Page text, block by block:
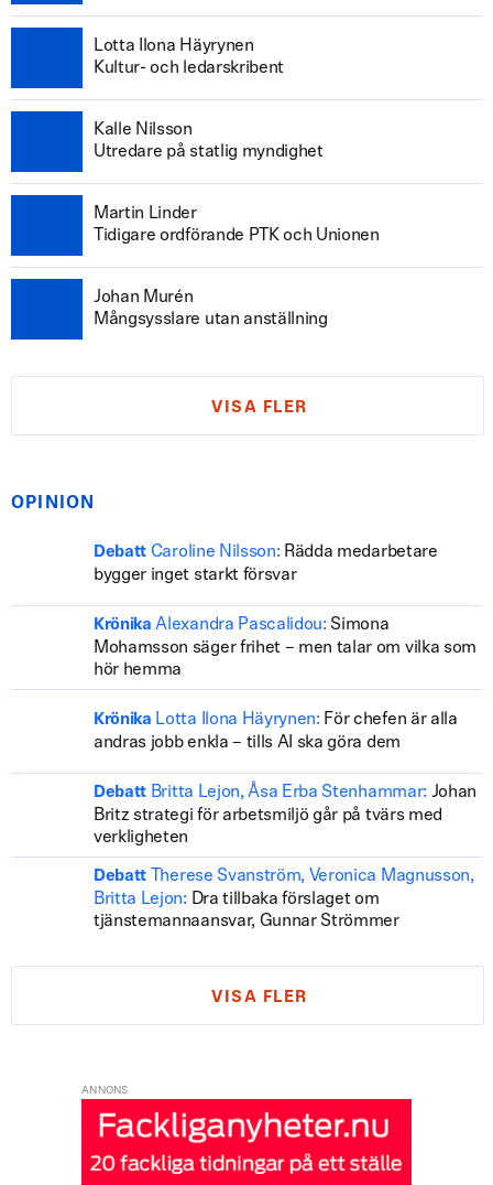
Lotta Ilona Häyrynen
Kultur- och ledarskribent
Kalle Nilsson
Utredare på statlig myndighet
Martin Linder
Tidigare ordförande PTK och Unionen
Johan Murén
Mångsysslare utan anställning
VISA FLER
OPINION
Debatt Caroline Nilsson: Rädda medarbetare
bygger inget starkt försvar
Krönika Alexandra Pascalidou: Simona
Mohamsson säger frihet – men talar om vilka som
hör hemma
Krönika Lotta Ilona Häyrynen: För chefen är alla
andras jobb enkla – tills AI ska göra dem
Debatt Britta Lejon, Åsa Erba Stenhammar: Johan
Britz strategi för arbetsmiljö går på tvärs med
verkligheten
Debatt
Therese Svanström, Veronica Magnusson,
Britta Lejon: Dra tillbaka förslaget om
tjänstemannaansvar, Gunnar Strömmer
VISA FLER
ANNONS